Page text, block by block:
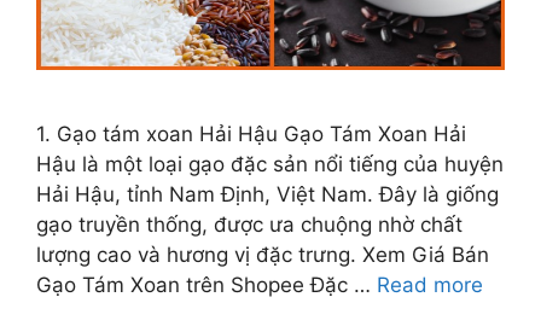
1. Gạo tám xoan Hải Hậu Gạo Tám Xoan Hải
Hậu là một loại gạo đặc sản nổi tiếng của huyện
Hải Hậu, tỉnh Nam Định, Việt Nam. Đây là giống
gạo truyền thống, được ưa chuộng nhờ chất
lượng cao và hương vị đặc trưng. Xem Giá Bán
Gạo Tám Xoan trên Shopee Đặc … Read more